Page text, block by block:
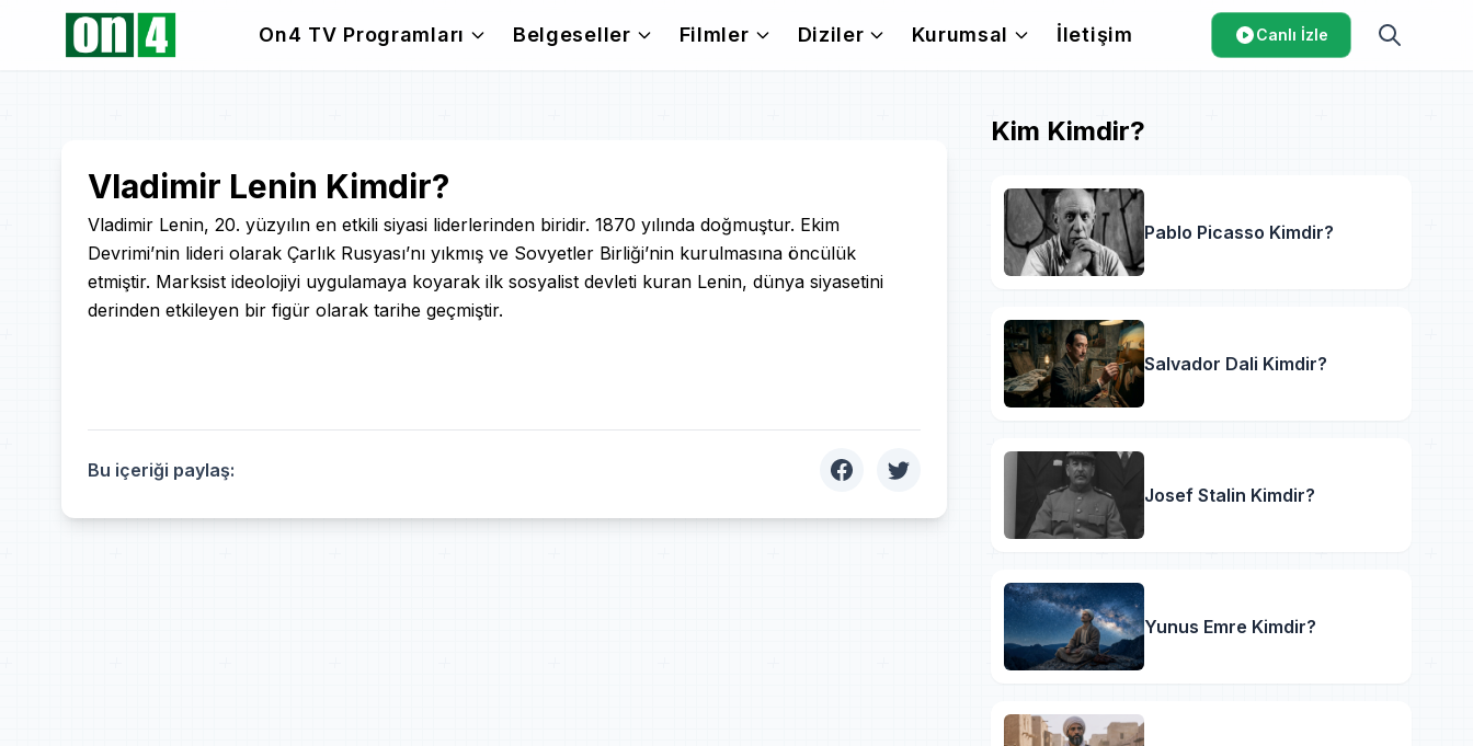
On4 TV Programları Belgeseller Filmler Diziler Kurumsal İletişim Canlı İzle
Play
Video
Vladimir Lenin Kimdir?
Vladimir Lenin, 20. yüzyılın en etkili siyasi liderlerinden biridir. 1870 yılında doğmuştur. Ekim
Devrimi’nin lideri olarak Çarlık Rusyası’nı yıkmış ve Sovyetler Birliği’nin kurulmasına öncülük
etmiştir. Marksist ideolojiyi uygulamaya koyarak ilk sosyalist devleti kuran Lenin, dünya siyasetini
derinden etkileyen bir figür olarak tarihe geçmiştir.
Bu içeriği paylaş:
Kim Kimdir?
Pablo Picasso Kimdir?
Salvador Dali Kimdir?
Josef Stalin Kimdir?
Yunus Emre Kimdir?